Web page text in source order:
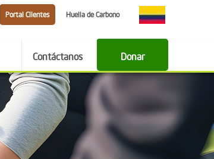
Portal Clientes Huella de Carbono
Contáctanos Donar